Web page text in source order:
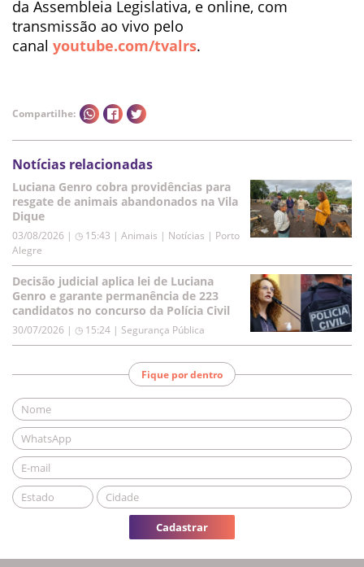
da Assembleia Legislativa, e online, com
transmissão ao vivo pelo
canal youtube.com/tvalrs.
Compartilhe:
Notícias relacionadas
Luciana Genro cobra providências para
resgate de animais abandonados na Vila
Dique
03/08/2026 | ◷ 15:43 | Animais | Notícias | Porto
Alegre
Decisão judicial aplica lei de Luciana
Genro e garante permanência de 223
candidatos no concurso da Polícia Civil
30/07/2026 | ◷ 15:24 | Segurança Pública
Fique por dentro
Cadastrar